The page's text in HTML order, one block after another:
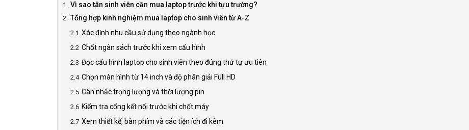
Vì sao tân sinh viên cần mua laptop trước khi tựu trường?
Tổng hợp kinh nghiệm mua laptop cho sinh viên từ A-Z
Xác định nhu cầu sử dụng theo ngành học
Chốt ngân sách trước khi xem cấu hình
Đọc cấu hình laptop cho sinh viên theo đúng thứ tự ưu tiên
Chọn màn hình từ 14 inch và độ phân giải Full HD
Cân nhắc trọng lượng và thời lượng pin
Kiểm tra cổng kết nối trước khi chốt máy
Xem thiết kế, bàn phím và các tiện ích đi kèm